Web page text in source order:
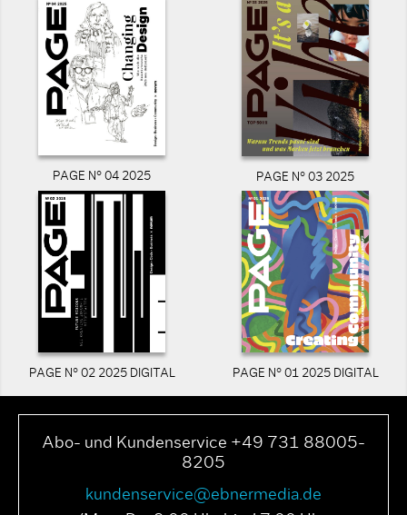
PAGE N° 04 2025 PAGE N° 03 2025
PAGE N° 02 2025 DIGITAL PAGE N° 01 2025 DIGITAL
Abo- und Kundenservice +49 731 88005-
8205
kundenservice@ebnermedia.de